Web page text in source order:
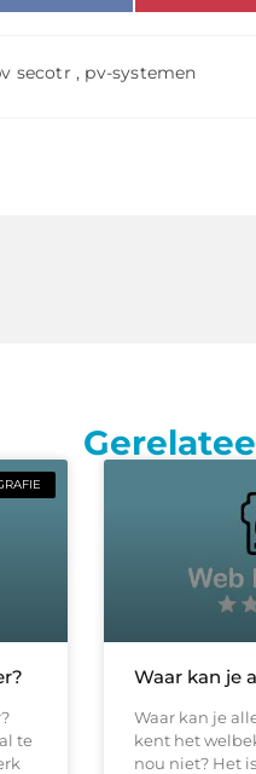
secotr , pv-systemen
te
Waar kan je
Waar kan je
kent het
nou niet? Het